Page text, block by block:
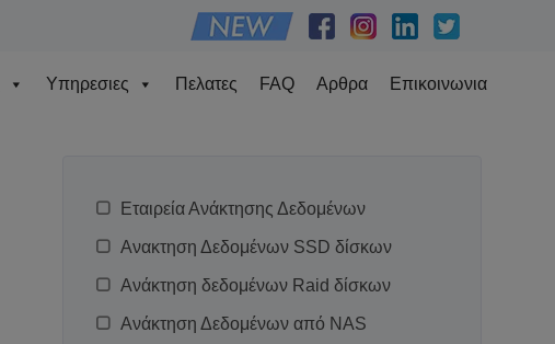
Υπηρεσιες Πελατες FAQ Αρθρα Επικοινωνια
Εταιρεία Ανάκτησης Δεδομένων
Ανακτηση Δεδομένων SSD δίσκων
Ανάκτηση δεδομένων Raid δίσκων
Ανάκτηση Δεδομένων από NAS